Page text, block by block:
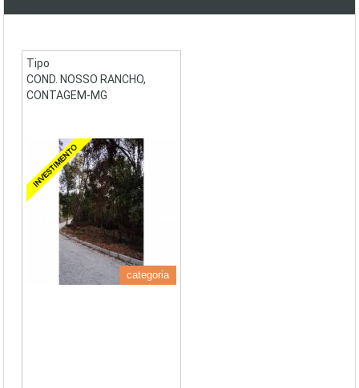
Tipo
COND. NOSSO RANCHO,
CONTAGEM-MG
categoria